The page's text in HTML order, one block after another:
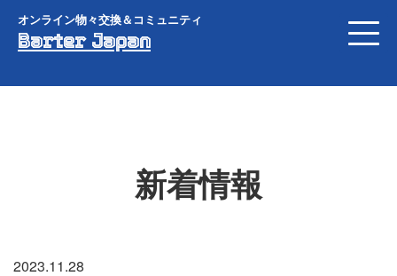
オンライン物々交換＆コミュニティ
Barter Japan
新着情報
2023.11.28